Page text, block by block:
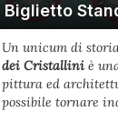
Biglietto
Un unicum di
dei Cristallini è
pittura ed
possibile tornare